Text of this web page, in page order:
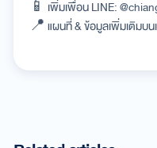
📱 เพิ่มเพื่อน LINE:
📍 แผนที่ & ข้อมูลเพิ่มเติมบนเ